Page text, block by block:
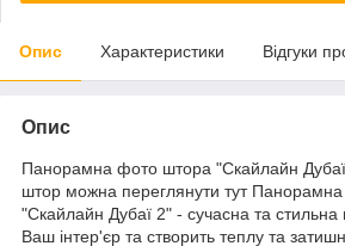
Опис Характеристики Відгуки
Опис
Панорамна фото штора "Скайлайн
штор можна переглянути тут
"Скайлайн Дубаї 2" - сучасна та
Ваш інтер'єр та створить теплу та